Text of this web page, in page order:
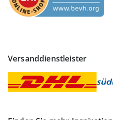
Versanddienstleister